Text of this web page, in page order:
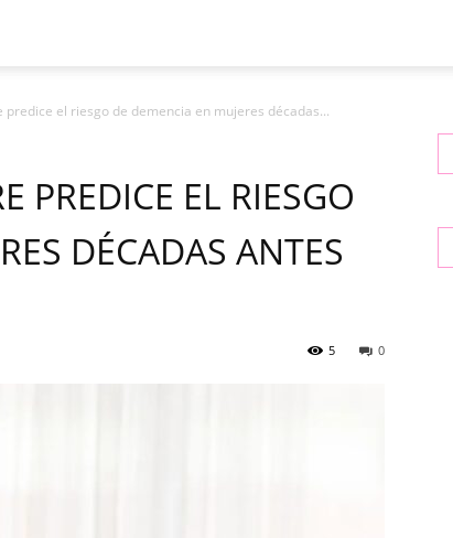
predice el riesgo de demencia en mujeres décadas...
PREDICE EL RIESGO
DÉCADAS ANTES
0
5